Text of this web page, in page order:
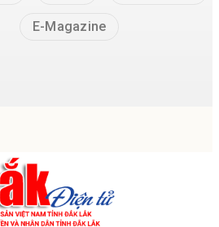
E-Magazine